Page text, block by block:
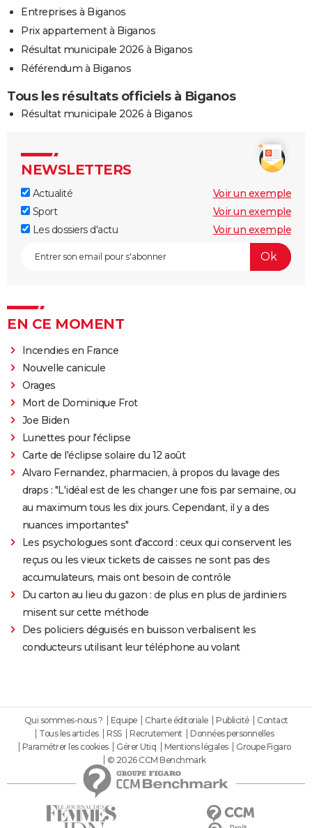
Entreprises à Biganos
Prix appartement à Biganos
Résultat municipale 2026 à Biganos
Référendum à Biganos
Tous les résultats officiels à Biganos
Résultat municipale 2026 à Biganos
NEWSLETTERS
Actualité
Voir un exemple
Sport
Voir un exemple
Les dossiers d'actu
Voir un exemple
EN CE MOMENT
Incendies en France
Nouvelle canicule
Orages
Mort de Dominique Frot
Joe Biden
Lunettes pour l'éclipse
Carte de l'éclipse solaire du 12 août
Alvaro Fernandez, pharmacien, à propos du lavage des
draps : "L'idéal est de les changer une fois par semaine, ou
au maximum tous les dix jours. Cependant, il y a des
nuances importantes"
Les psychologues sont d'accord : ceux qui conservent les
reçus ou les vieux tickets de caisses ne sont pas des
accumulateurs, mais ont besoin de contrôle
Du carton au lieu du gazon : de plus en plus de jardiniers
misent sur cette méthode
Des policiers déguisés en buisson verbalisent les
conducteurs utilisant leur téléphone au volant
Qui sommes-nous ? Equipe Charte éditoriale Publicité
Contact
Tous les articles
RSS Recrutement
Données personnelles
Paramétrer les cookies
Gérer Utiq Mentions légales
Groupe Figaro
© 2026 CCM Benchmark